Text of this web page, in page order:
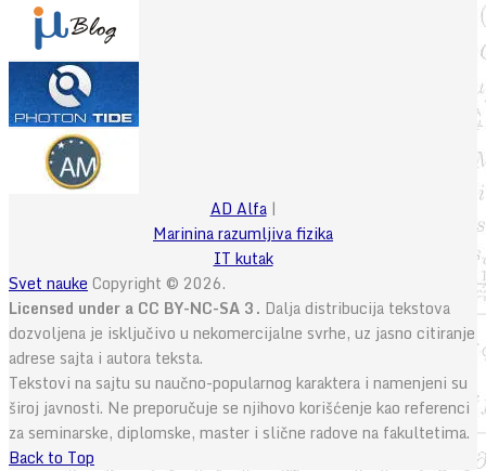
AD Alfa|
Marinina razumljiva fizika
IT kutak
Svet nauke Copyright © 2026.
Licensed under a CC BY-NC-SA 3. Dalja distribucija tekstova
dozvoljena je isključivo u nekomercijalne svrhe, uz jasno citiranje
adrese sajta i autora teksta.
Tekstovi na sajtu su naučno-popularnog karaktera i namenjeni su
široj javnosti. Ne preporučuje se njihovo korišćenje kao referenci
za seminarske, diplomske, master i slične radove na fakultetima.
Back to Top